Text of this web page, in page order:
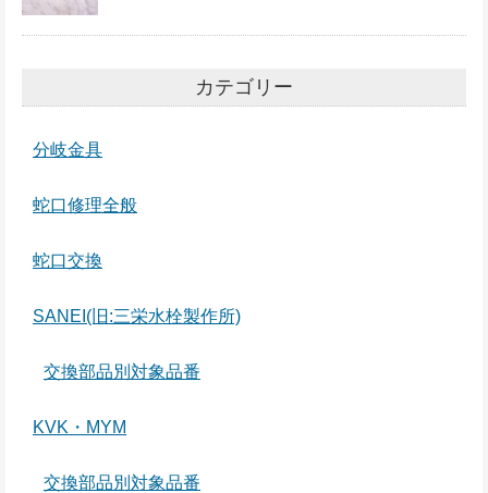
カテゴリー
分岐金具
蛇口修理全般
蛇口交換
SANEI(旧:三栄水栓製作所)
交換部品別対象品番
KVK・MYM
交換部品別対象品番